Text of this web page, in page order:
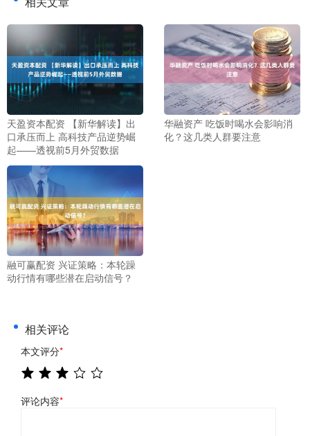
天盈资本配资 【新华解读】出
口承压而上 高科技产品逆势崛
起——透视前5月外贸数据
华融资产 吃饭时喝水会影响消
化？这几类人群要注意
融可赢配资 兴证策略：本轮躁
动行情有哪些潜在启动信号？
相关评论
本文评分*
评论内容*